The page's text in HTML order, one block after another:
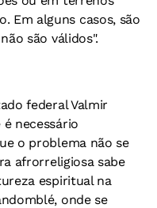
Em alguns casos, são
são válidos".
federal Valmir
necessário
o problema não se
afrorreligiosa sabe
espiritual na
onde se